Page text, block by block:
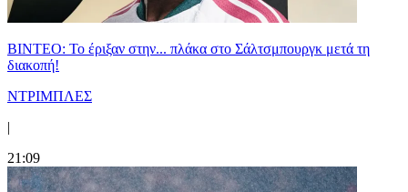
ΒΙΝΤΕΟ: Το έριξαν στην... πλάκα στο Σάλτσμπουργκ μετά τη
διακοπή!
ΝΤΡΙΜΠΛΕΣ
|
21:09